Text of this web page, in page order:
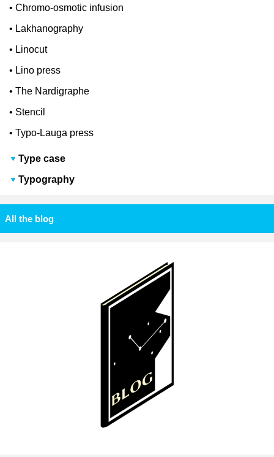
•Chromo-osmotic infusion
• Lakhanography
• Linocut
• Lino press
•The Nardigraphe
• Stencil
•Typo-Lauga press
Type case
Typography
All the blog